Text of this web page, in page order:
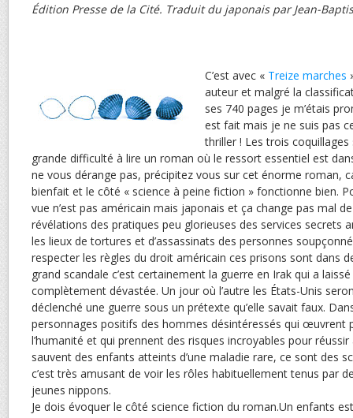
Édition Presse de la Cité. Traduit du japonais par Jean-
C’est avec « Treize marches
auteur et malgré la
ses 740 pages je m’étais
est fait mais je ne suis pas
thriller ! Les trois coquillages
grande difficulté à lire un roman où le ressort essentiel est
ne vous dérange pas, précipitez vous sur cet énorme roman,
bienfait et le côté « science à peine fiction » fonctionne bien.
vue n’est pas américain mais japonais et ça change pas mal
révélations des pratiques peu glorieuses des services secrets
les lieux de tortures et d’assassinats des personnes
respecter les règles du droit américain ces prisons sont dans
grand scandale c’est certainement la guerre en Irak qui a
complètement dévastée. Un jour où l’autre les États-Unis
déclenché une guerre sous un prétexte qu’elle savait faux.
personnages positifs des hommes désintéressés qui œuvrent
l’humanité et qui prennent des risques incroyables pour
sauvent des enfants atteints d’une maladie rare, ce sont des
c’est très amusant de voir les rôles habituellement tenus par
jeunes nippons.
Je dois évoquer le côté science fiction du roman.Un enfants